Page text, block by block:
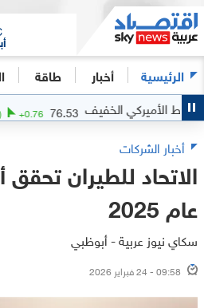
الرئيسية أخبار طاقة
الخفيف 76.53
+0.76
+1%)
أخبار الشركات
الاتحاد للطيران
عام 2025
سكاي نيوز عربية - أبوظبي
09:58 - 24 فبراير 2026